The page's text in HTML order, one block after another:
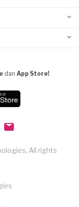
dan App Store!
All rights